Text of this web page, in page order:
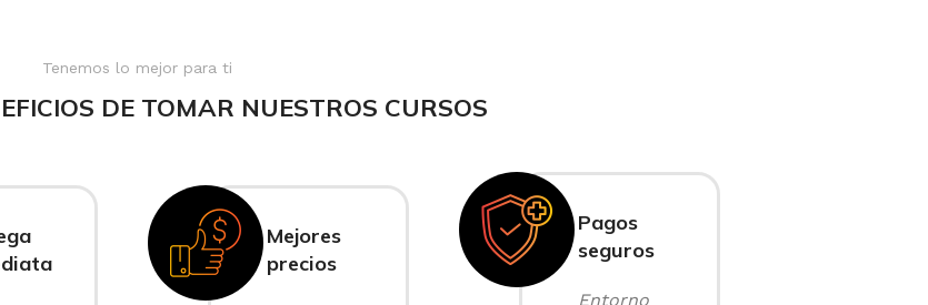
Tenemos lo mejor para ti
DE TOMAR NUESTROS CURSOS
Mejores
precios
Pagos
seguros
Entorno